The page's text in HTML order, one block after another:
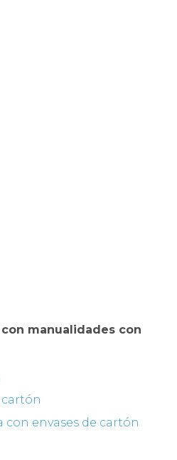
manualidades con
cartón
con envases de cartón